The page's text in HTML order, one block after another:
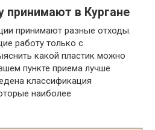
принимают в Кургане
принимают разные отходы.
работу только с
какой пластик можно
пункте приема лучше
классификация
наиболее